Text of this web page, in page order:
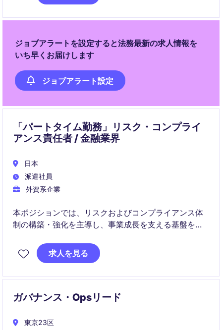
ジョブアラートを設定すると法務最新の求人情報を
いち早くお届けします
ジョブアラート設定
「パートタイム勤務」リスク・コンプライ
アンス責任者 / 金融業界
日本
派遣社員
外資系企業
本ポジションでは、リスクおよびコンプライアンス体
制の構築・強化を主導し、事業成長を支える基盤を整
規制対応からリスク管理、組織への浸透まで幅広く担
求人を見る
ガバナンス・Opsリード
東京23区